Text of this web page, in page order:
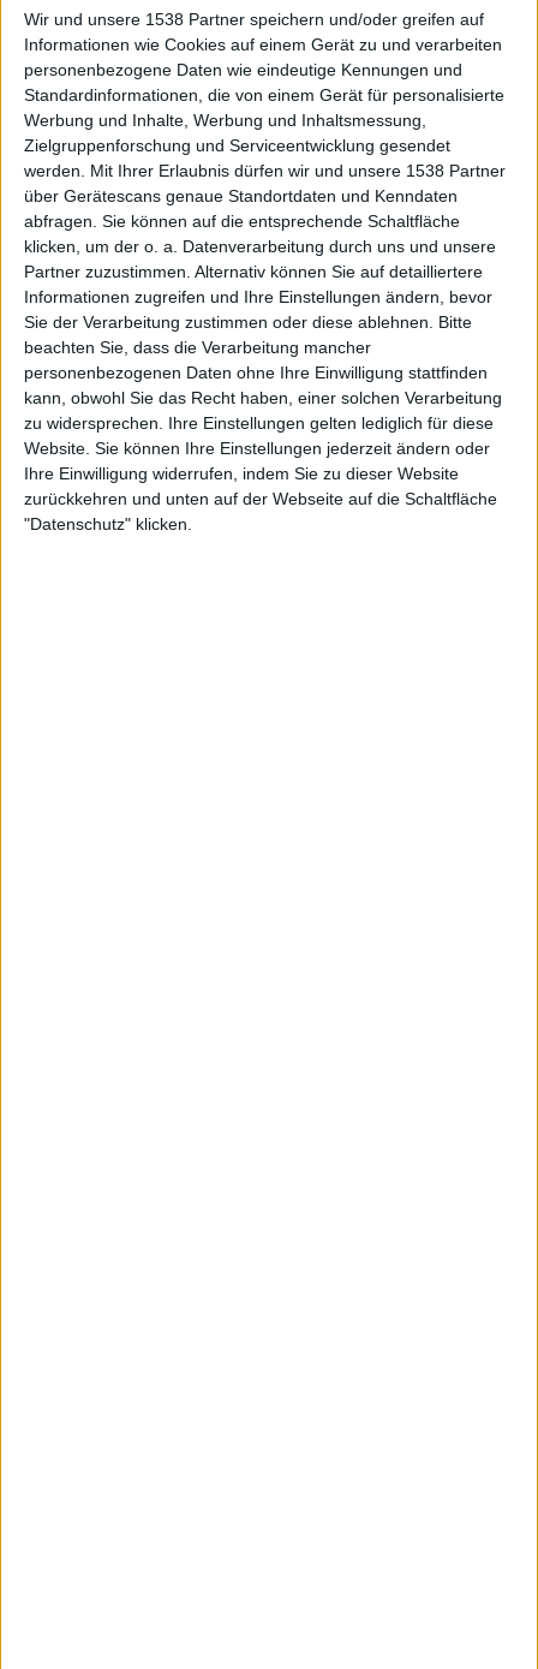
Wir und unsere 1538 Partner speichern und/oder greifen auf
Informationen wie Cookies auf einem Gerät zu und verarbeiten
personenbezogene Daten wie eindeutige Kennungen und
Standardinformationen, die von einem Gerät für personalisierte
Werbung und Inhalte, Werbung und Inhaltsmessung,
Zielgruppenforschung und Serviceentwicklung gesendet
werden.
Mit Ihrer Erlaubnis dürfen wir und unsere 1538 Partner
über Gerätescans genaue Standortdaten und Kenndaten
abfragen. Sie können auf die entsprechende Schaltfläche
klicken, um der o. a. Datenverarbeitung durch uns und unsere
Partner zuzustimmen. Alternativ können Sie auf detailliertere
Informationen zugreifen und Ihre Einstellungen ändern, bevor
Sie der Verarbeitung zustimmen oder diese ablehnen.
Bitte
beachten Sie, dass die Verarbeitung mancher
personenbezogenen Daten ohne Ihre Einwilligung stattfinden
kann, obwohl Sie das Recht haben, einer solchen Verarbeitung
zu widersprechen. Ihre Einstellungen gelten lediglich für diese
Website. Sie können Ihre Einstellungen jederzeit ändern oder
Ihre Einwilligung widerrufen, indem Sie zu dieser Website
zurückkehren und unten auf der Webseite auf die Schaltfläche
"Datenschutz" klicken.
gefragt, wie der Redaktionsalltag in einem Onlinemagazin
...
Special
Amorphis
Der Diskografie-Check!
Die Finnen AMORPHIS haben in den letzten Jahrzehnten